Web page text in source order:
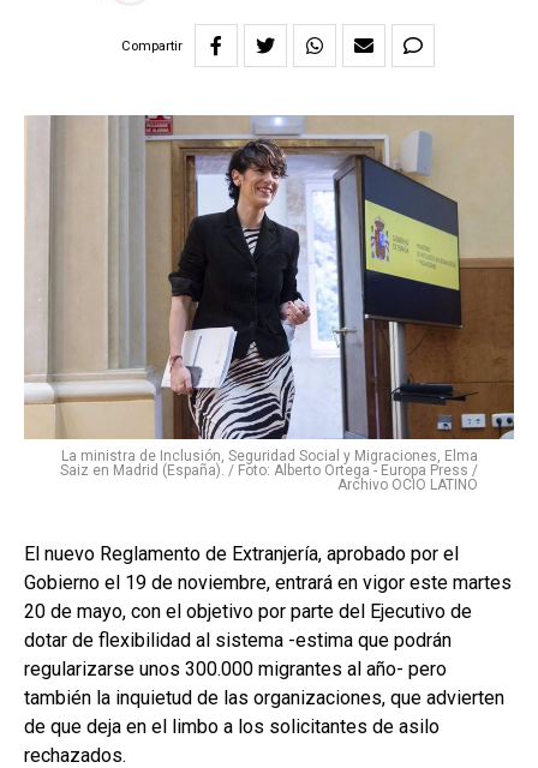
Compartir
La ministra de Inclusión, Seguridad Social y Migraciones, Elma
Saiz en Madrid (España). / Foto: Alberto Ortega - Europa Press /
Archivo OCIO LATINO
El nuevo Reglamento de Extranjería, aprobado por el
Gobierno el 19 de noviembre, entrará en vigor este martes
20 de mayo, con el objetivo por parte del Ejecutivo de
dotar de flexibilidad al sistema -estima que podrán
regularizarse unos 300.000 migrantes al año- pero
también la inquietud de las organizaciones, que advierten
de que deja en el limbo a los solicitantes de asilo
rechazados.